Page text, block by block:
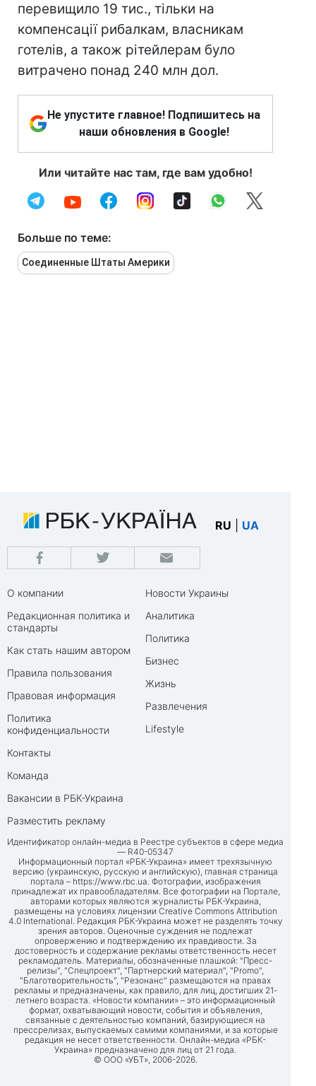
перевищило 19 тис., тільки на
компенсації рибалкам, власникам
готелів, а також рітейлерам було
витрачено понад 240 млн дол.
Не упустите главное! Подпишитесь на
наши обновления в Google!
Или читайте нас там, где вам удобно!
Больше по теме:
Соединенные Штаты Америки
RU UA
О компании
Редакционная политика и
стандарты
Как стать нашим автором
Правила пользования
Правовая информация
Политика
конфиденциальности
Контакты
Команда
Вакансии в РБК-Украина
Разместить рекламу
Новости Украины
Аналитика
Политика
Бизнес
Жизнь
Развлечения
Lifestyle
Идентификатор онлайн-медиа в Реестре субъектов в сфере медиа
— R40-05347
Информационный портал «РБК-Украина» имеет трехязычную
версию (украинскую, русскую и английскую), главная страница
портала – https://www.rbc.ua. Фотографии, изображения
принадлежат их правообладателям. Все фотографии на Портале,
авторами которых являются журналисты РБК-Украина,
размещены на условиях лицензии Creative Commons Attribution
4.0 International. Редакция РБК-Украина может не разделять точку
зрения авторов. Оценочные суждения не подлежат
опровержению и подтверждению их правдивости. За
достоверность и содержание рекламы ответственность несет
рекламодатель. Материалы, обозначенные плашкой: "Пресс-
релизы", "Спецпроект", "Партнерский материал", "Promo",
"Благотворительность", "Резонанс" размещаются на правах
рекламы и предназначены, как правило, для лиц, достигших 21-
летнего возраста. «Новости компании» – это информационный
формат, охватывающий новости, события и объявления,
связанные с деятельностью компаний, базирующиеся на
прессрелизах, выпускаемых самими компаниями, и за которые
редакция не несет ответственности. Онлайн-медиа «РБК-
Украина» предназначено для лиц от 21 года.
© ООО «УБТ», 2006-2026.